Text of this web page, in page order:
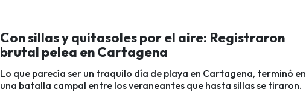
Con sillas y quitasoles por el aire: Registraron
brutal pelea en Cartagena
Lo que parecía ser un traquilo día de playa en Cartagena, terminó en
una batalla campal entre los veraneantes que hasta sillas se tiraron.